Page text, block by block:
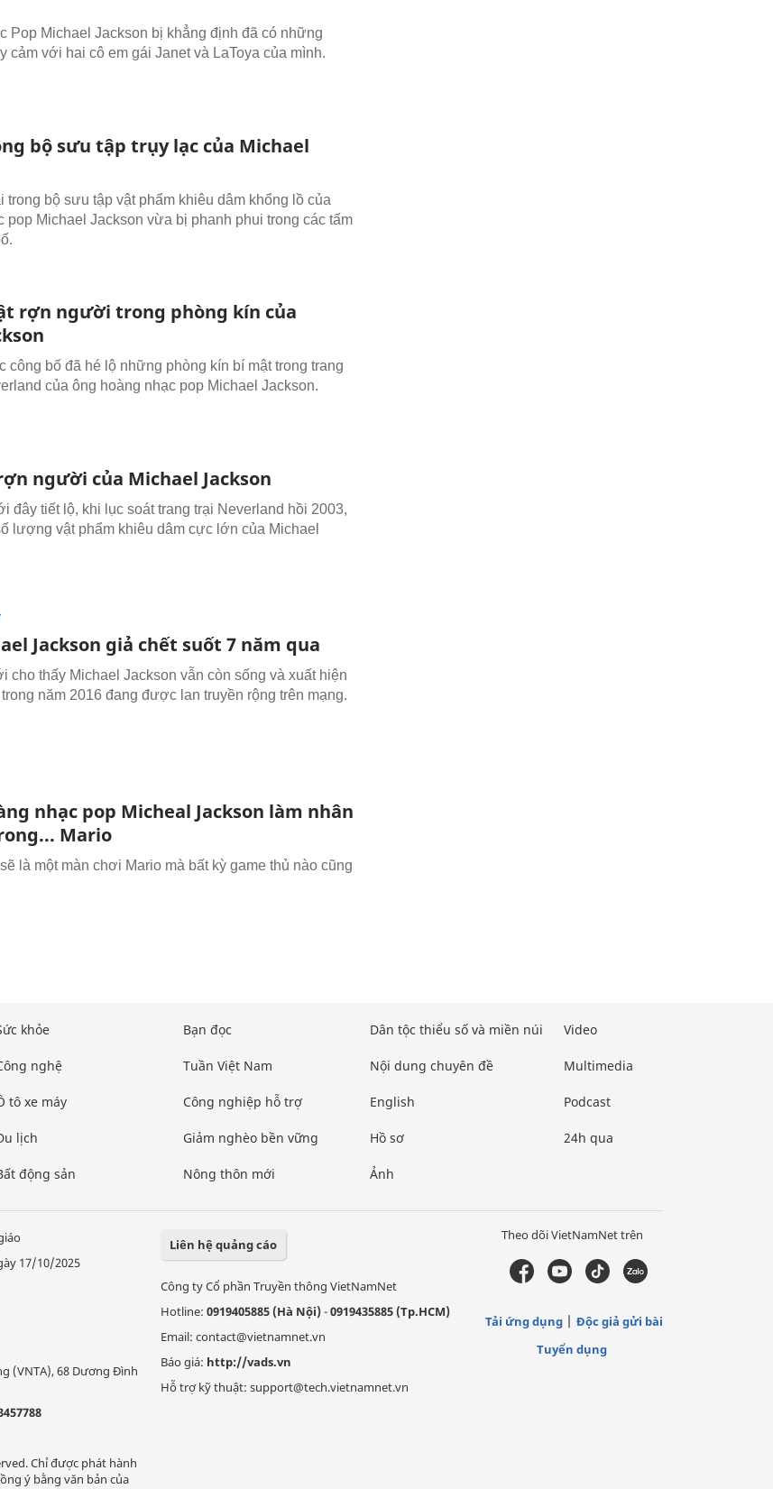
Pop Michael Jackson bị khẳng định đã có những
cảm với hai cô em gái Janet và LaToya của mình.
bộ sưu tập trụy lạc của Michael
trong bộ sưu tập vật phẩm khiêu dâm khổng lồ của
pop Michael Jackson vừa bị phanh phui trong các tấm
rợn người trong phòng kín của
công bố đã hé lộ những phòng kín bí mật trong trang
của ông hoàng nhạc pop Michael Jackson.
người của Michael Jackson
đây tiết lộ, khi lục soát trang trại Neverland hồi 2003,
lượng vật phẩm khiêu dâm cực lớn của Michael
Jackson giả chết suốt 7 năm qua
cho thấy Michael Jackson vẫn còn sống và xuất hiện
năm 2016 đang được lan truyền rộng trên mạng.
nhạc pop Micheal Jackson làm nhân
Mario
là một màn chơi Mario mà bất kỳ game thủ nào cũng
khỏe
nghệ
tô xe máy
lịch
động sản
Bạn đọc
Tuần Việt Nam
Công nghiệp hỗ trợ
Giảm nghèo bền vững
Nông thôn mới
Dân tộc thiểu số và miền núi
Nội dung chuyên đề
English
Hồ sơ
Ảnh
Video
Multimedia
Podcast
24h qua
17/10/2025
(VNTA), 68 Dương Đình
Chỉ được phát hành
ý bằng văn bản của
Liên hệ quảng cáo
Công ty Cổ phần Truyền thông VietNamNet
Hotline: 0919405885 (Hà Nội)-0919435885 (Tp.HCM)
Email: contact@vietnamnet.vn
Báo giá: http://vads.vn
Hỗ trợ kỹ thuật: support@tech.vietnamnet.vn
Theo dõi VietNamNet trên
Tải ứng dụng
Độc giả gửi bài
Tuyển dụng